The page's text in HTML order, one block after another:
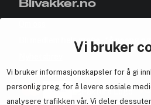
Vi bruker
Vi bruker informasjonskapsler for å gi
personlig preg, for å levere sosiale
analysere trafikken vår. Vi deler
Blivakker.no
Bli medlem helt gratis - få poeng
Samarbeid med oss